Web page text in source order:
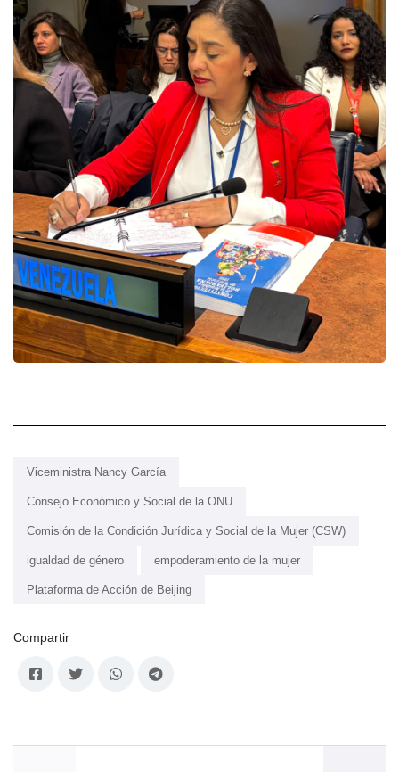
Viceministra Nancy García
Consejo Económico y Social de la ONU
Comisión de la Condición Jurídica y Social de la Mujer (CSW)
igualdad de género empoderamiento de la mujer
Plataforma de Acción de Beijing
Compartir